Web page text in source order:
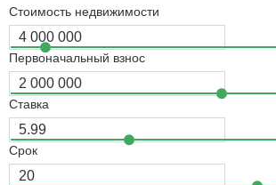
Стоимость недвижимости
Первоначальный взнос
Ставка
Срок